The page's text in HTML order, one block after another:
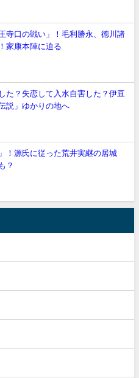
寺口の戦い」！毛利勝永、徳川諸
家康本陣に迫る
た？失恋して入水自害した？伊豆
説」ゆかりの地へ
！源氏に従った荒井実継の居城
？